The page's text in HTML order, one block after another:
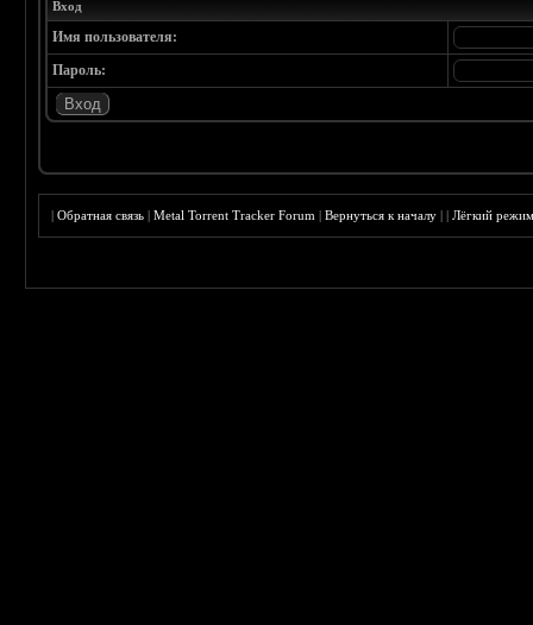
Вход
Имя пользователя:
Пароль:
|Обратная связь |Metal Torrent Tracker Forum |Вернуться к началу ||Лёгкий